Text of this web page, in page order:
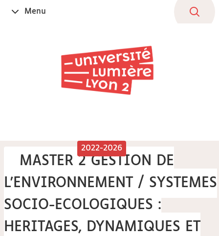
OuvrirMenu
2022-2026
MASTER 2 GESTION DE
L'ENVIRONNEMENT / SYSTEMES
SOCIO-ECOLOGIQUES :
HERITAGES, DYNAMIQUES ET